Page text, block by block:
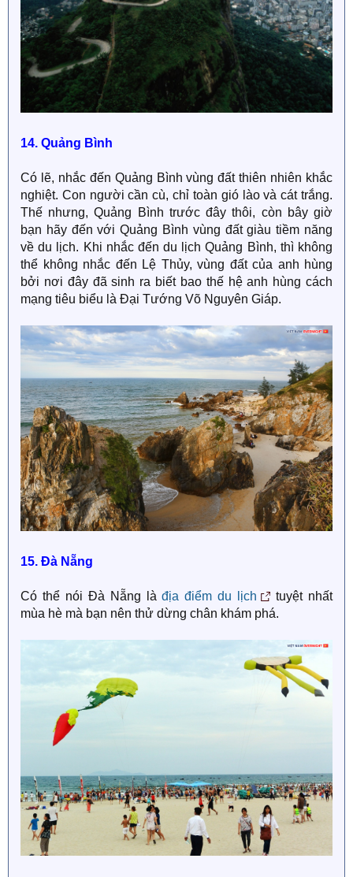
14. Quảng Bình
Có lẽ, nhắc đến Quảng Bình vùng đất thiên nhiên khắc
nghiệt. Con người cần cù, chỉ toàn gió lào và cát trắng.
Thế nhưng, Quảng Bình trước đây thôi, còn bây giờ
bạn hãy đến với Quảng Bình vùng đất giàu tiềm năng
về du lịch. Khi nhắc đến du lịch Quảng Bình, thì không
thể không nhắc đến Lệ Thủy, vùng đất của anh hùng
bởi nơi đây đã sinh ra biết bao thế hệ anh hùng cách
mạng tiêu biểu là Đại Tướng Võ Nguyên Giáp.
15. Đà Nẵng
Có thể nói Đà Nẵng làđịa điểm du lịch
tuyệt nhất
mùa hè mà bạn nên thử dừng chân khám phá.